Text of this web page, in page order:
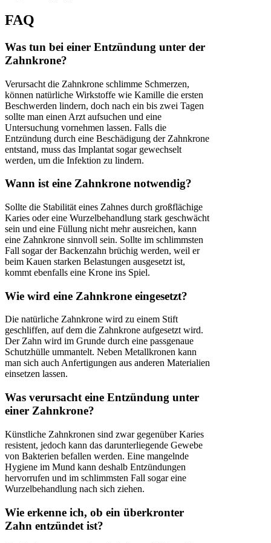
FAQ
Was tun bei einer Entzündung unter der
Zahnkrone?
Verursacht die Zahnkrone schlimme Schmerzen,
können natürliche Wirkstoffe wie Kamille die ersten
Beschwerden lindern, doch nach ein bis zwei Tagen
sollte man einen Arzt aufsuchen und eine
Untersuchung vornehmen lassen. Falls die
Entzündung durch eine Beschädigung der Zahnkrone
entstand, muss das Implantat sogar gewechselt
werden, um die Infektion zu lindern.
Wann ist eine Zahnkrone notwendig?
Sollte die Stabilität eines Zahnes durch großflächige
Karies oder eine Wurzelbehandlung stark geschwächt
sein und eine Füllung nicht mehr ausreichen, kann
eine Zahnkrone sinnvoll sein. Sollte im schlimmsten
Fall sogar der Backenzahn brüchig werden, weil er
beim Kauen starken Belastungen ausgesetzt ist,
kommt ebenfalls eine Krone ins Spiel.
Wie wird eine Zahnkrone eingesetzt?
Die natürliche Zahnkrone wird zu einem Stift
geschliffen, auf dem die Zahnkrone aufgesetzt wird.
Der Zahn wird im Grunde durch eine passgenaue
Schutzhülle ummantelt. Neben Metallkronen kann
man sich auch Anfertigungen aus anderen Materialien
einsetzen lassen.
Was verursacht eine Entzündung unter
einer Zahnkrone?
Künstliche Zahnkronen sind zwar gegenüber Karies
resistent, jedoch kann das darunterliegende Gewebe
von Bakterien befallen werden. Eine mangelnde
Hygiene im Mund kann deshalb Entzündungen
hervorrufen und im schlimmsten Fall sogar eine
Wurzelbehandlung nach sich ziehen.
Wie erkenne ich, ob ein überkronter
Zahn entzündet ist?